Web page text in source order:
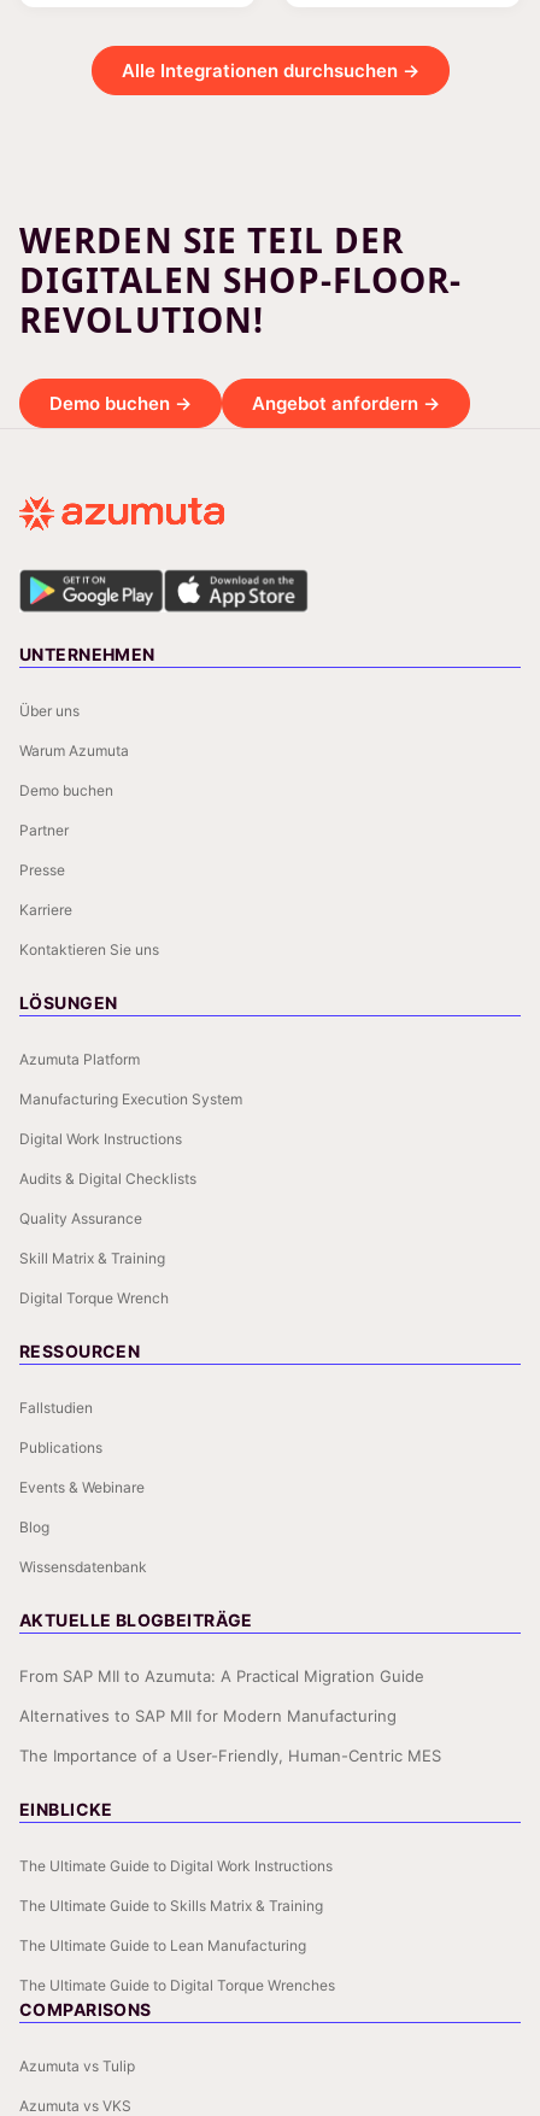
Alle Integrationen durchsuchen →
WERDEN SIE TEIL DER
DIGITALEN SHOP-FLOOR-
REVOLUTION!
Demo buchen → Angebot anfordern →
UNTERNEHMEN
Über uns
Warum Azumuta
Demo buchen
Partner
Presse
Karriere
Kontaktieren Sie uns
LÖSUNGEN
Azumuta Platform
Manufacturing Execution System
Digital Work Instructions
Audits & Digital Checklists
Quality Assurance
Skill Matrix & Training
Digital Torque Wrench
RESSOURCEN
Fallstudien
Publications
Events & Webinare
Blog
Wissensdatenbank
AKTUELLE BLOGBEITRÄGE
From SAP MII to Azumuta: A Practical Migration Guide
Alternatives to SAP MII for Modern Manufacturing
The Importance of a User-Friendly, Human-Centric MES
EINBLICKE
The Ultimate Guide to Digital Work Instructions
The Ultimate Guide to Skills Matrix & Training
The Ultimate Guide to Lean Manufacturing
The Ultimate Guide to Digital Torque Wrenches
COMPARISONS
Azumuta vs Tulip
Azumuta vs VKS